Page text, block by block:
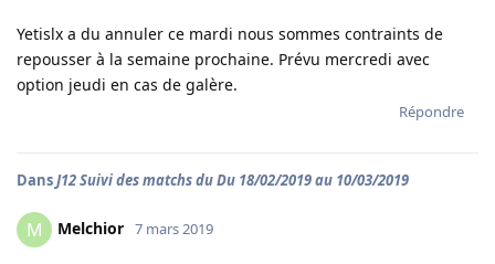
Yetislx a du annuler ce mardi nous sommes contraints de
repousser à la semaine prochaine. Prévu mercredi avec
option jeudi en cas de galère.
Répondre
DansJ12 Suivi des matchs du Du 18/02/2019 au 10/03/2019
M Melchior 7 mars 2019